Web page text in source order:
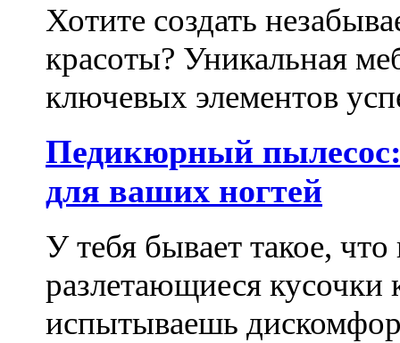
Хотите создать
красоты? Уникальная
ключевых элементов
Педикюрный
для ваших ногтей
У тебя бывает такое,
разлетающиеся
испытываешь